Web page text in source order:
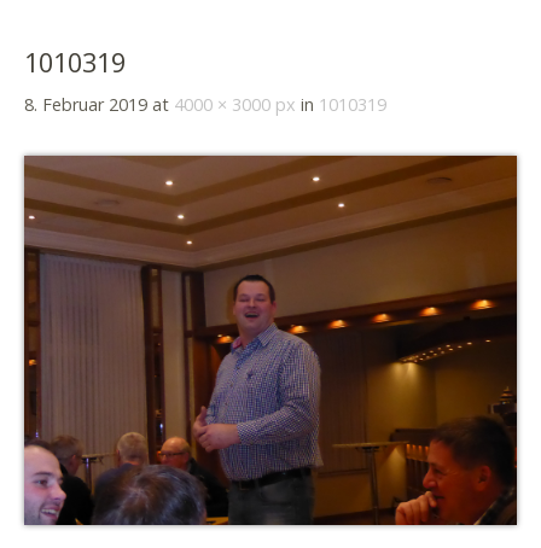
1010319
8. Februar 2019 at 4000 × 3000 px in 1010319